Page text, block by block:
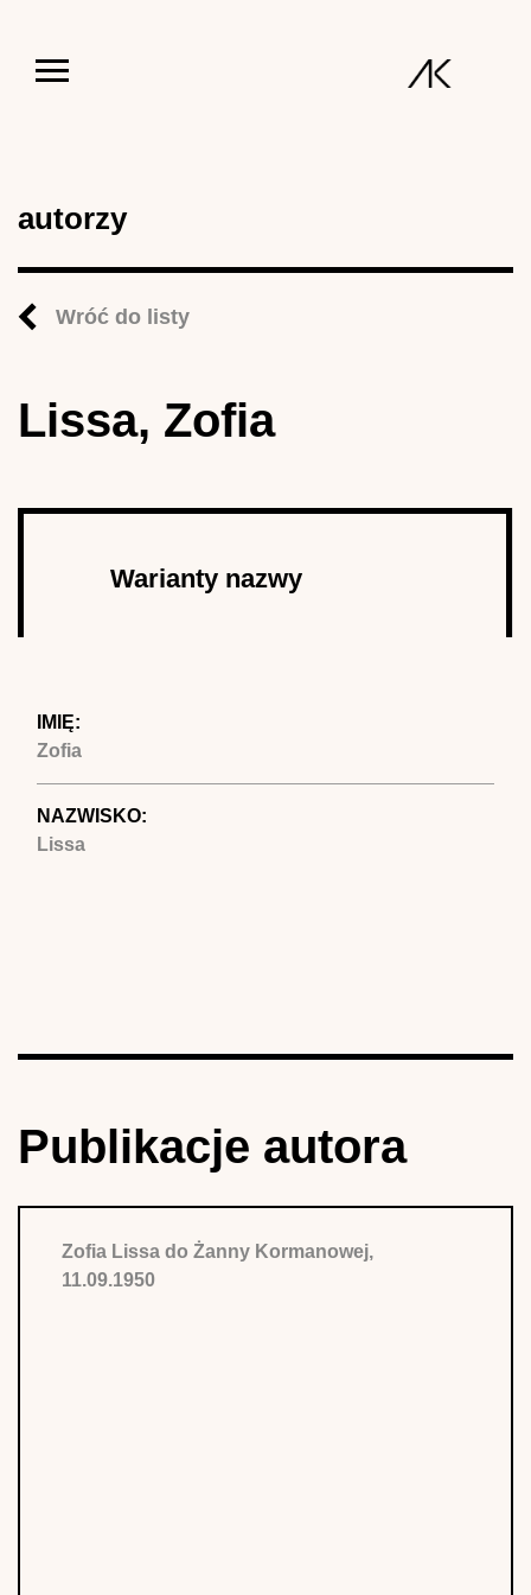
autorzy
Wróć do listy
Lissa, Zofia
Warianty nazwy
IMIĘ:
Zofia
NAZWISKO:
Lissa
Publikacje autora
Zofia Lissa do Żanny Kormanowej,
11.09.1950